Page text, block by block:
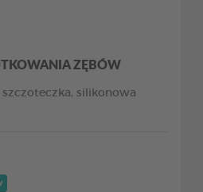
ZĘBÓW
silikonowa